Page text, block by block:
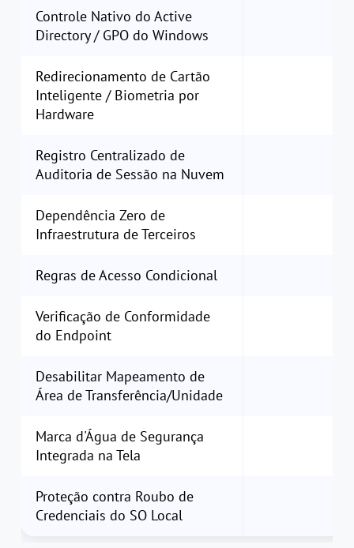
Controle Nativo do Active
Directory / GPO do Windows
Redirecionamento de Cartão
Inteligente / Biometria por
Hardware
Registro Centralizado de
Auditoria de Sessão na Nuvem
Dependência Zero de
Infraestrutura de Terceiros
Regras de Acesso Condicional
Verificação de Conformidade
do Endpoint
Desabilitar Mapeamento de
Área de Transferência/Unidade
Marca d'Água de Segurança
Integrada na Tela
Proteção contra Roubo de
Credenciais do SO Local